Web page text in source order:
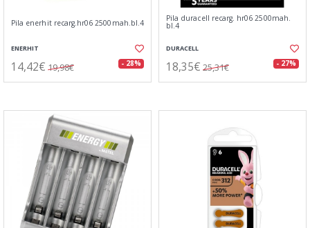
Pila enerhit recarg.hr06 2500mah.bl.4
ENERHIT
14,42€ 19,98€ - 28%
Pila duracell recarg. hr06 2500mah.
bl.4
DURACELL
18,35€ 25,31€ - 27%